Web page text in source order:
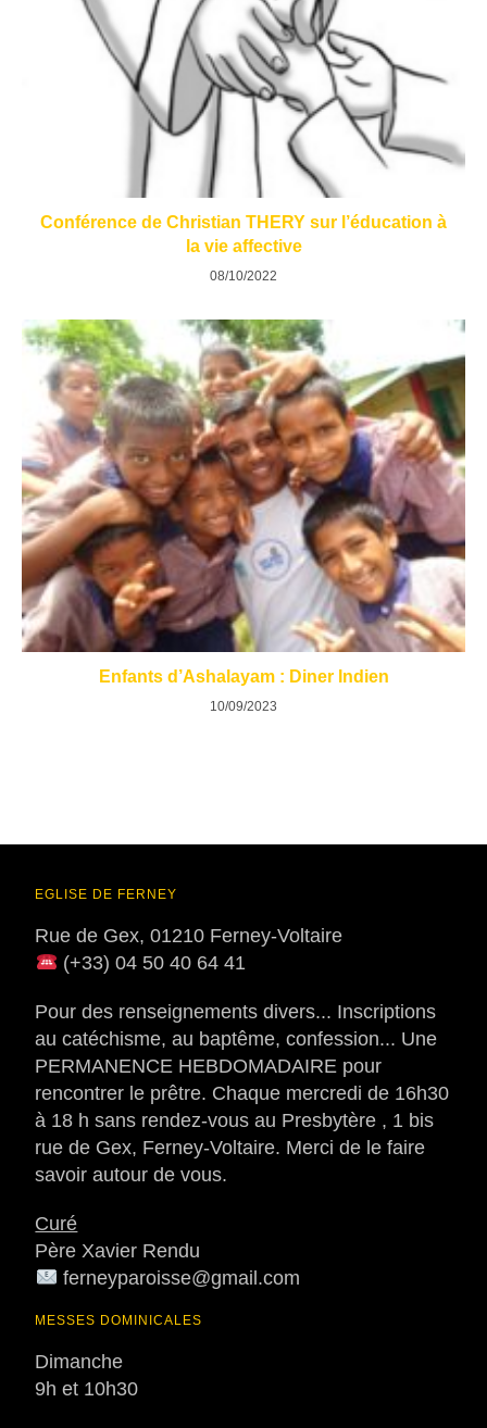
Conférence de Christian THERY sur l’éducation à
la vie affective​
08/10/2022
Enfants d’Ashalayam : Diner Indien
10/09/2023
EGLISE DE FERNEY
Rue de Gex, 01210 Ferney-Voltaire
(+33) 04 50 40 64 41
Pour des renseignements divers... Inscriptions
au catéchisme, au baptême, confession... Une
PERMANENCE HEBDOMADAIRE pour
rencontrer le prêtre. Chaque mercredi de 16h30
à 18 h sans rendez-vous au Presbytère , 1 bis
rue de Gex, Ferney-Voltaire. Merci de le faire
savoir autour de vous.
Curé
Père Xavier Rendu
ferneyparoisse@gmail.com
MESSES DOMINICALES
Dimanche
9h et 10h30